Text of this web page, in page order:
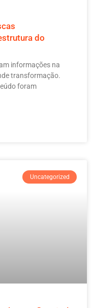
do
informações na
transformação.
foram
Uncategorized